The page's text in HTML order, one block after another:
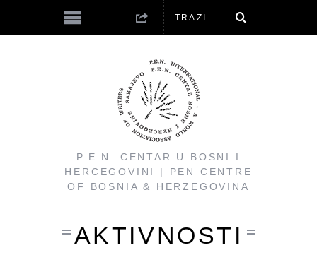
P.E.N. CENTAR U BOSNI I
HERCEGOVINI | PEN CENTRE
OF BOSNIA & HERZEGOVINA
AKTIVNOSTI